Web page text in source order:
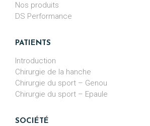
Nos produits
DS Performance
PATIENTS
Introduction
Chirurgie de la hanche
Chirurgie du sport – Genou
Chirurgie du sport – Epaule
SOCIÉTÉ